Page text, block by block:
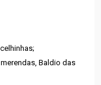
Baldio das